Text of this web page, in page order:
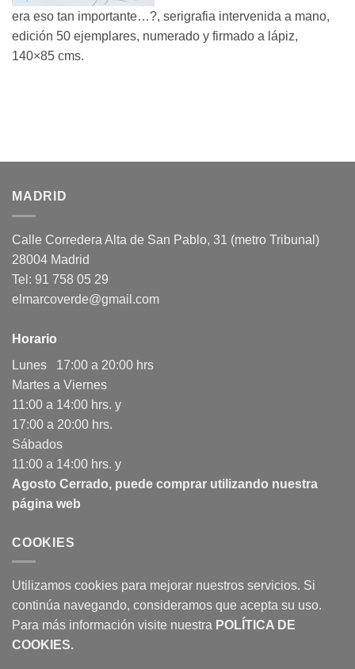
era eso tan importante…?, serigrafia intervenida a mano,
edición 50 ejemplares, numerado y firmado a lápiz,
140×85 cms.
MADRID
Calle Corredera Alta de San Pablo, 31 (metro Tribunal)
28004 Madrid
Tel: 91 758 05 29
elmarcoverde@gmail.com
Horario
Lunes 17:00 a 20:00 hrs
Martes a Viernes
11:00 a 14:00 hrs. y
17:00 a 20:00 hrs.
Sábados
11:00 a 14:00 hrs. y
Agosto Cerrado, puede comprar utilizando nuestra
página web
COOKIES
Utilizamos cookies para mejorar nuestros servicios. Si
continúa navegando, consideramos que acepta su uso.
Para más información visite nuestra POLÍTICA DE
COOKIES.